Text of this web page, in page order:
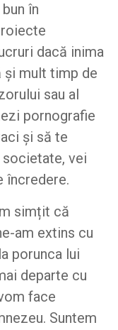
în
dacă inima
și mult timp de
sau al
pornografie
și să te
vei
încredere.
simțit că
am extins cu
porunca lui
departe cu
face
Suntem